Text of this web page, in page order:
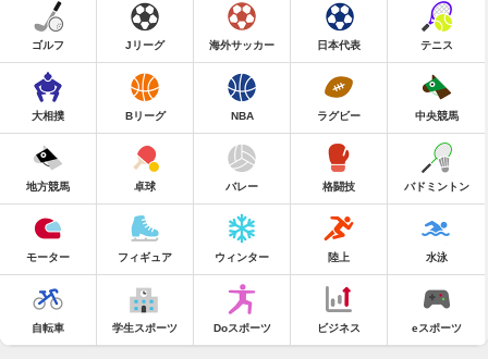
ゴルフ Jリーグ 海外サッカー 日本代表 テニス
大相撲 Bリーグ NBA ラグビー 中央競馬
地方競馬 卓球 バレー 格闘技 バドミントン
モーター フィギュア ウィンター 陸上 水泳
自転車 学生スポーツ Doスポーツ ビジネス eスポーツ